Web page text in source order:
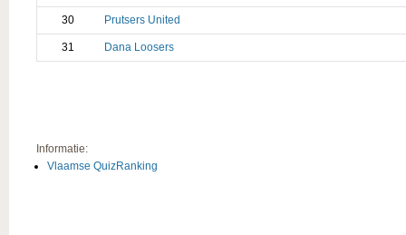
30 Prutsers United
31 Dana Loosers
Informatie:
Vlaamse QuizRanking